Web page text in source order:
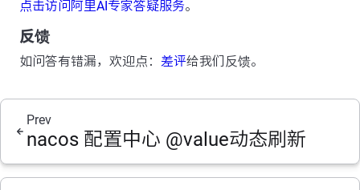
点击访问阿里AI专家答疑服务。
反馈
如问答有错漏，欢迎点： 差评给我们反馈。
Prev
nacos 配置中心 @value动态刷新